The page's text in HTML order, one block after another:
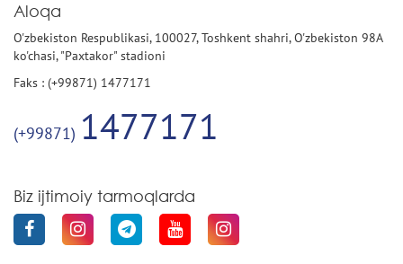
Aloqa
O'zbekiston Respublikasi, 100027, Toshkent shahri, O'zbekiston 98A
ko'chasi, "Paxtakor" stadioni
Faks : (+99871) 1477171
(+99871) 1477171
Biz ijtimoiy tarmoqlarda